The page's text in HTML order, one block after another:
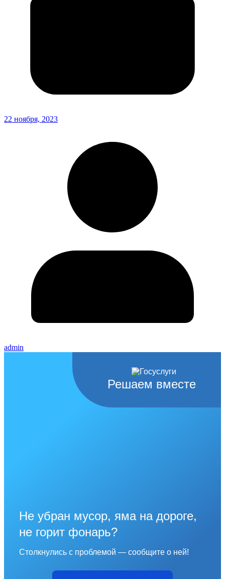
22 ноября, 2023
admin
Решаем вместе
Не убран мусор, яма на дороге,
не горит фонарь?
Столкнулись с проблемой — сообщите о ней!